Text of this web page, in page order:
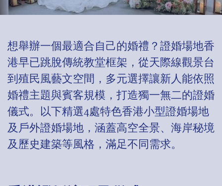
想舉辦一個最適合自己的婚禮？證婚場地香
港早已跳脫傳統教堂框架，從天際線觀景台
到殖民風藝文空間，多元選擇讓新人能依照
婚禮主題與賓客規模，打造獨一無二的證婚
儀式。以下精選4處特色香港小型證婚場地
及戶外證婚場地，涵蓋高空全景、海岸秘境
及歷史建築等風格，滿足不同需求。